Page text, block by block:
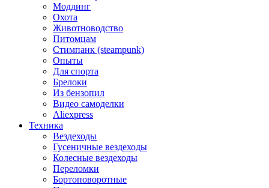
Моддинг
Охота
Животноводство
Питомцам
Стимпанк (steampunk)
Опыты
Для спорта
Брелоки
Из бензопил
Видео самоделки
Aliexpress
Техника
Вездеходы
Гусеничные вездеходы
Колесные вездеходы
Переломки
Бортоповоротные